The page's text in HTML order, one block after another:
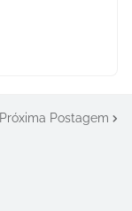
Próxima Postagem